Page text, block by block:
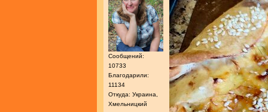
Сообщений:
10733
Благодарили:
11134
Откуда: Украина,
Хмельницкий